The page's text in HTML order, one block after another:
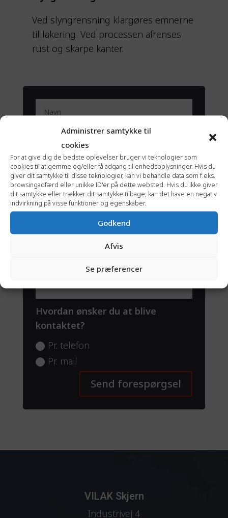
Administrer samtykke til
cookies
For at give dig de bedste oplevelser bruger vi teknologier som
cookies til at gemme og/eller få adgang til enhedsoplysninger. Hvis du
giver dit samtykke til disse teknologier, kan vi behandle data som f.eks.
browsingadfærd eller unikke ID'er på dette websted. Hvis du ikke giver
dit samtykke eller trækker dit samtykke tilbage, kan det have en negativ
indvirkning på visse funktioner og egenskaber.
Godkend
Afvis
Se præferencer
​Ved slyngrensning klargøres emnerne
til lakering. Ved processen afrenses
rust og skarpe kanter.​​​
Hvordan ønsker du at blive
kontaktet?
Pr. telefon
Pr. mail
Send forespørgsel
VILAK Skjern
Industrivej 4